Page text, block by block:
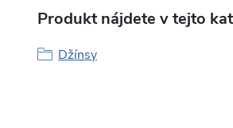
Produkt nájdete v tejto
Džínsy